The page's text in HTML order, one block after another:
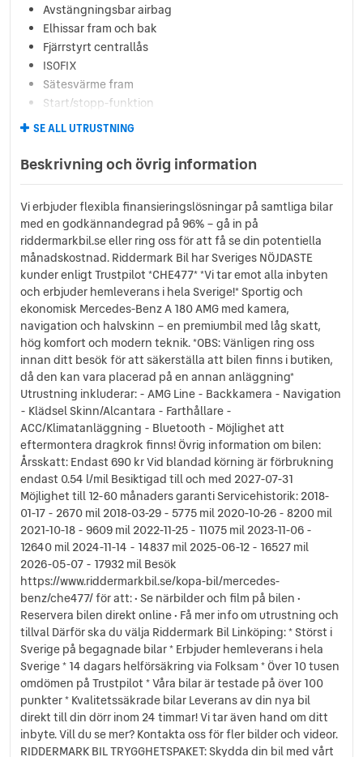
Avstängningsbar airbag
Elhissar fram och bak
Fjärrstyrt centrallås
ISOFIX
Sätesvärme fram
Start/stopp-funktion
Tonade bakrutor
Svensksåld
Svart Kaross
Övrig standardutrustning
Aircondition
Delskinn
AC
A/C
SE ALL UTRUSTNING
Beskrivning och övrig information
Vi erbjuder flexibla finansieringslösningar på samtliga bilar
med en godkännandegrad på 96% – gå in på
riddermarkbil.se eller ring oss för att få se din potentiella
månadskostnad. Riddermark Bil har Sveriges NÖJDASTE
kunder enligt Trustpilot *CHE477* *Vi tar emot alla inbyten
och erbjuder hemleverans i hela Sverige!* Sportig och
ekonomisk Mercedes-Benz A 180 AMG med kamera,
navigation och halvskinn – en premiumbil med låg skatt,
hög komfort och modern teknik. *OBS: Vänligen ring oss
innan ditt besök för att säkerställa att bilen finns i butiken,
då den kan vara placerad på en annan anläggning*
Utrustning inkluderar: - AMG Line - Backkamera - Navigation
- Klädsel Skinn/Alcantara - Farthållare -
ACC/Klimatanläggning - Bluetooth - Möjlighet att
eftermontera dragkrok finns! Övrig information om bilen:
Årsskatt: Endast 690 kr Vid blandad körning är förbrukning
endast 0.54 l/mil Besiktigad till och med 2027-07-31
Möjlighet till 12-60 månaders garanti Servicehistorik: 2018-
01-17 - 2670 mil 2018-03-29 - 5775 mil 2020-10-26 - 8200 mil
2021-10-18 - 9609 mil 2022-11-25 - 11075 mil 2023-11-06 -
12640 mil 2024-11-14 - 14837 mil 2025-06-12 - 16527 mil
2026-05-07 - 17932 mil Besök
https://www.riddermarkbil.se/kopa-bil/mercedes-
benz/che477/ för att: • Se närbilder och film på bilen •
Reservera bilen direkt online • Få mer info om utrustning och
tillval Därför ska du välja Riddermark Bil Linköping: * Störst i
Sverige på begagnade bilar * Erbjuder hemleverans i hela
Sverige * 14 dagars helförsäkring via Folksam * Över 10 tusen
omdömen på Trustpilot * Våra bilar är testade på över 100
punkter * Kvalitetssäkrade bilar Leverans av din nya bil
direkt till din dörr inom 24 timmar! Vi tar även hand om ditt
inbyte. Vill du se mer? Kontakta oss för fler bilder och videor.
RIDDERMARK BIL TRYGGHETSPAKET: Skydda din bil med vårt